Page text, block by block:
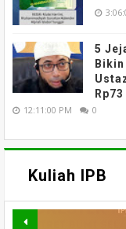
5
12:11:00 PM 0
Kuliah IPB